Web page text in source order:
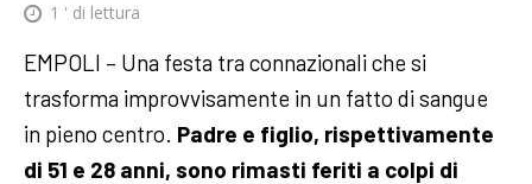
1 ' di lettura
EMPOLI – Una festa tra connazionali che si
trasforma improvvisamente in un fatto di sangue
in pieno centro. Padre e figlio, rispettivamente
di 51 e 28 anni, sono rimasti feriti a colpi di